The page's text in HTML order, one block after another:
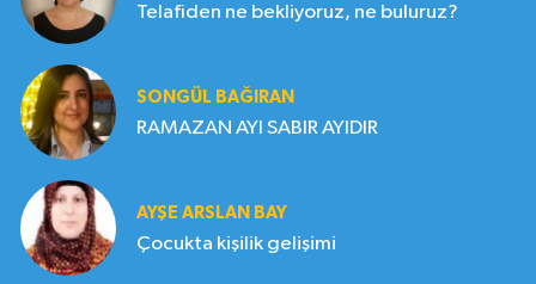
Telafiden ne bekliyoruz, ne buluruz?
SONGÜL BAĞIRAN
RAMAZAN AYI SABIR AYIDIR
AYŞE ARSLAN BAY
Çocukta kişilik gelişimi